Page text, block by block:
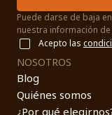
Puede darse de baja
nuestra información
Acepto las
NOSOTROS
Blog
Quiénes somos
¿Por qué